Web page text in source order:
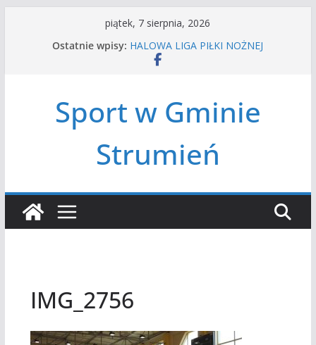
piątek, 7 sierpnia, 2026
Ostatnie wpisy: HALOWA LIGA PIŁKI NOŻNEJ
LATO W MIEŚCIE’2026
Czwórbój lekkoatletyczny
Sport w Gminie
Strumień
IMG_2756